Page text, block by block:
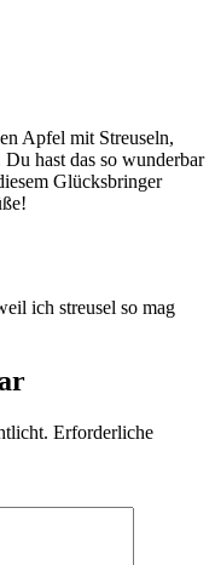
Apfel mit Streuseln,
hast das so wunderbar
Glücksbringer
ich streusel so mag
Erforderliche